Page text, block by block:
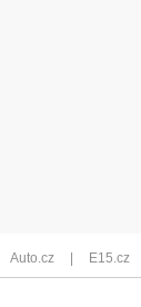
Auto.cz E15.cz